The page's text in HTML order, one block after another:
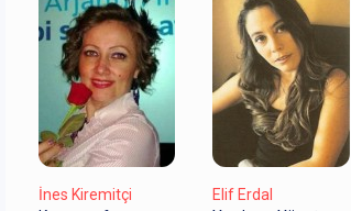
İnes Kiremitçi
Elif Erdal